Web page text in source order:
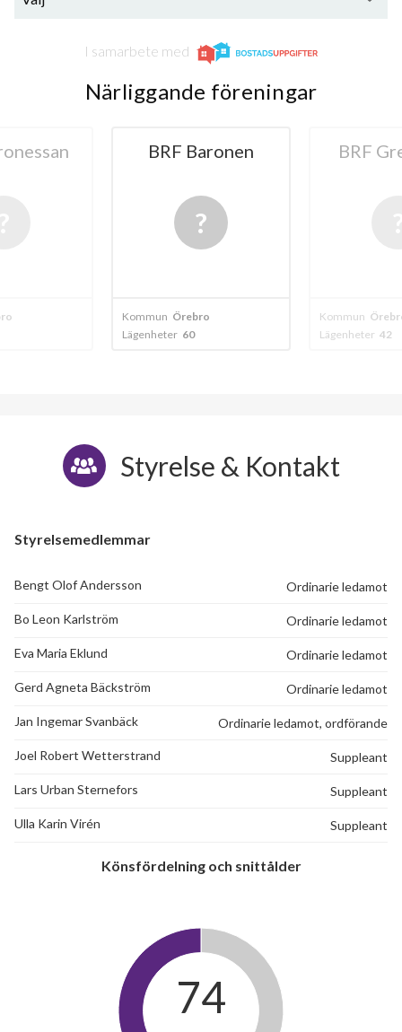
I samarbete med
Närliggande föreningar
BRF Baronen
Kommun Örebro
Lägenheter 60
BRF
Kommun
Lägenheter 42
Styrelse & Kontakt
Styrelsemedlemmar
Bengt Olof Andersson Ordinarie ledamot
Bo Leon Karlström Ordinarie ledamot
Eva Maria Eklund Ordinarie ledamot
Gerd Agneta Bäckström Ordinarie ledamot
Jan Ingemar Svanbäck Ordinarie ledamot, ordförande
Joel Robert Wetterstrand Suppleant
Lars Urban Sternefors Suppleant
Ulla Karin Virén Suppleant
Könsfördelning och snittålder
74